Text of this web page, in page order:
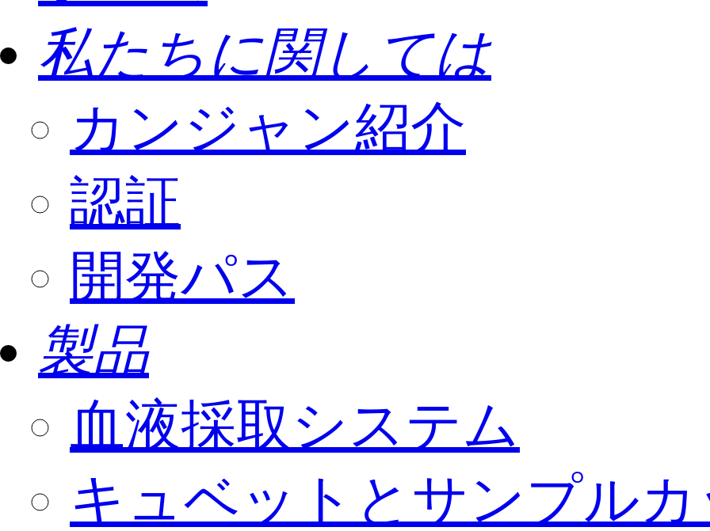
私たちに関しては
カンジャン紹介
認証
開発パス
製品
血液採取システム
キュベットとサンプル